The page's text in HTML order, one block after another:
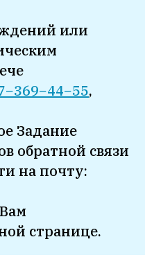
или
,
Задание
обратной связи
на почту:
Вам
странице.